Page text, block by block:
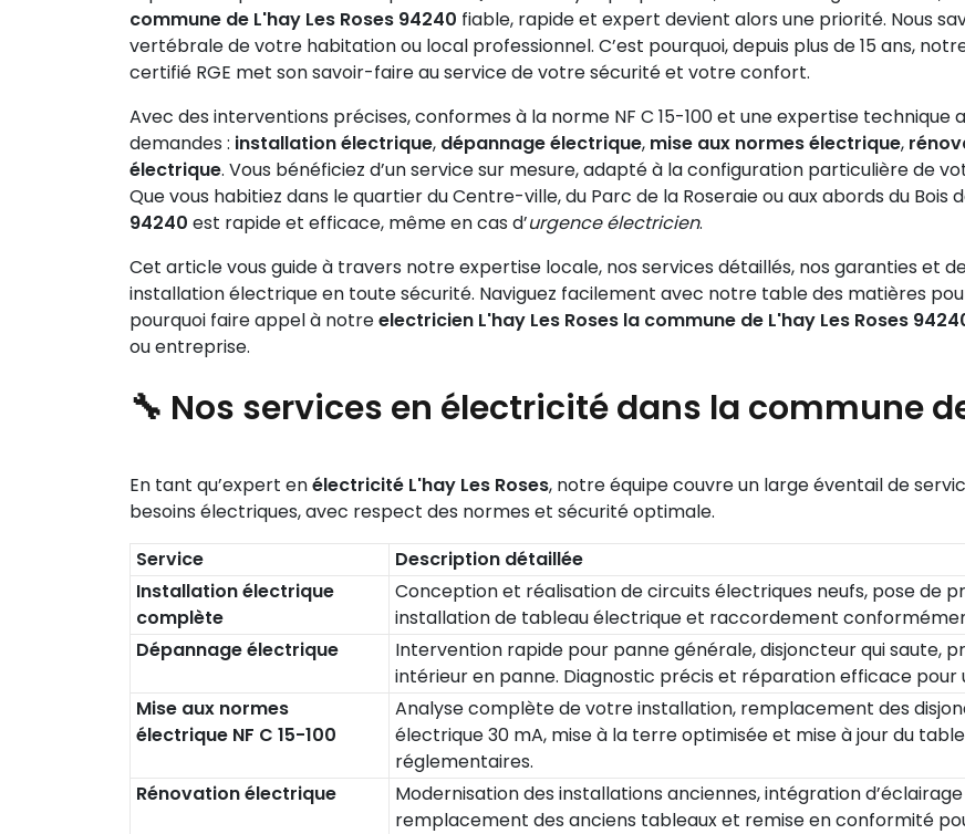
commune de L'hay Les Roses 94240 fiable, rapide et expert devient alors une priorité. Nous
vertébrale de votre habitation ou local professionnel. C’est pourquoi, depuis plus de 15 ans,
certifié RGE met son savoir-faire au service de votre sécurité et votre confort.
Avec des interventions précises, conformes à la norme NF C 15-100 et une expertise
demandes : installation électrique, dépannage électrique, mise aux normes électrique,
électrique. Vous bénéficiez d’un service sur mesure, adapté à la configuration particulière de
Que vous habitiez dans le quartier du Centre-ville, du Parc de la Roseraie ou aux abords du Bois
94240 est rapide et efficace, même en cas d’urgence électricien.
Cet article vous guide à travers notre expertise locale, nos services détaillés, nos garanties et
installation électrique en toute sécurité. Naviguez facilement avec notre table des matières
pourquoi faire appel à notreelectricien L'hay Les Roses la commune de L'hay Les Roses
ou entreprise.
🔧 Nos services en électricité dans la commune
En tant qu’expert enélectricité L'hay Les Roses, notre équipe couvre un large éventail de
besoins électriques, avec respect des normes et sécurité optimale.
Service
Description détaillée
Installation électrique
complète
Conception et réalisation de circuits électriques neufs, pose de
installation de tableau électrique et raccordement
Dépannage électrique
Intervention rapide pour panne générale, disjoncteur qui saute,
intérieur en panne. Diagnostic précis et réparation efficace pour
Mise aux normes
électrique NF C 15-100
Analyse complète de votre installation, remplacement des
électrique 30 mA, mise à la terre optimisée et mise à jour du
réglementaires.
Rénovation électrique
Modernisation des installations anciennes, intégration
remplacement des anciens tableaux et remise en conformité